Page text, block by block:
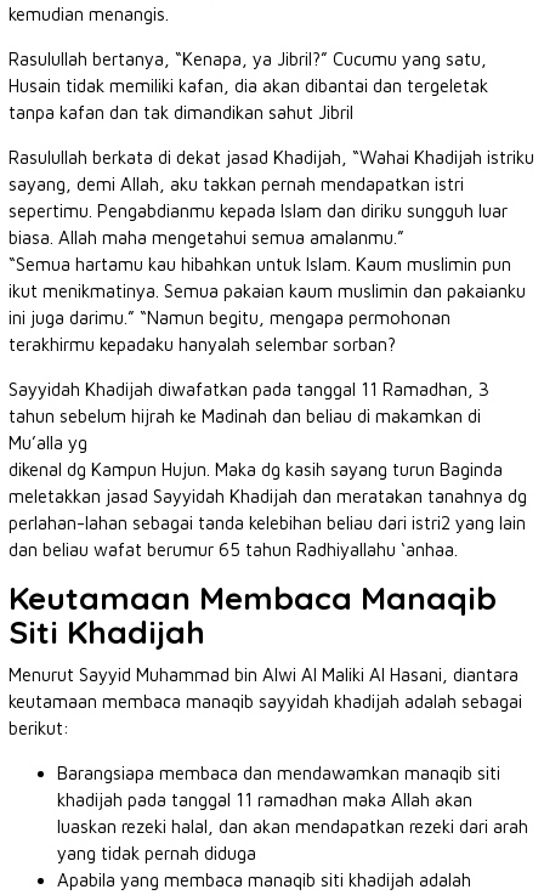
kemudian menangis.
Rasulullah bertanya, “Kenapa, ya Jibril?” Cucumu yang satu,
Husain tidak memiliki kafan, dia akan dibantai dan tergeletak
tanpa kafan dan tak dimandikan sahut Jibril
Rasulullah berkata di dekat jasad Khadijah, “Wahai Khadijah istriku
sayang, demi Allah, aku takkan pernah mendapatkan istri
sepertimu. Pengabdianmu kepada Islam dan diriku sungguh luar
biasa. Allah maha mengetahui semua amalanmu.”
“Semua hartamu kau hibahkan untuk Islam. Kaum muslimin pun
ikut menikmatinya. Semua pakaian kaum muslimin dan pakaianku
ini juga darimu.” “Namun begitu, mengapa permohonan
terakhirmu kepadaku hanyalah selembar sorban?
Sayyidah Khadijah diwafatkan pada tanggal 11 Ramadhan, 3
tahun sebelum hijrah ke Madinah dan beliau di makamkan di
Mu’alla yg
dikenal dg Kampun Hujun. Maka dg kasih sayang turun Baginda
meletakkan jasad Sayyidah Khadijah dan meratakan tanahnya dg
perlahan-lahan sebagai tanda kelebihan beliau dari istri2 yang lain
dan beliau wafat berumur 65 tahun Radhiyallahu ‘anhaa.
Keutamaan Membaca Manaqib
Siti Khadijah
Menurut Sayyid Muhammad bin Alwi Al Maliki Al Hasani, diantara
keutamaan membaca manaqib sayyidah khadijah adalah sebagai
berikut:
Barangsiapa membaca dan mendawamkan manaqib siti
khadijah pada tanggal 11 ramadhan maka Allah akan
luaskan rezeki halal, dan akan mendapatkan rezeki dari arah
yang tidak pernah diduga
Apabila yang membaca manaqib siti khadijah adalah